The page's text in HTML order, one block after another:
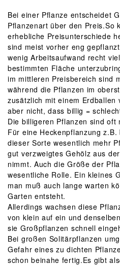
Bei einer Pflanze entscheidet
Pflanzenart über den Preis.So
erhebliche Preisunterschiede
sind meist vorher eng
wenig Arbeitsaufwand recht
bestimmten Fläche
im mittleren Preisbereich sind
während die Pflanzen im
zusätzlich mit einem
aber nicht, dass billig =
Die billigeren Pflanzen sind
Für eine Heckenpflanzung
dieser Sorte wesentlich mehr
gut verzweigtes Gehölz aus
nimmt. Auch die Größe der
wesentliche Rolle. Ein kleines
man muß auch lange warten
Garten entsteht.
Allerdings wachsen diese
von klein auf ein und
sie Großpflanzen schnell
Bei großen Solitärpflanzen
Gefahr eines zu dichten
schon beinahe fertig.Es gibt